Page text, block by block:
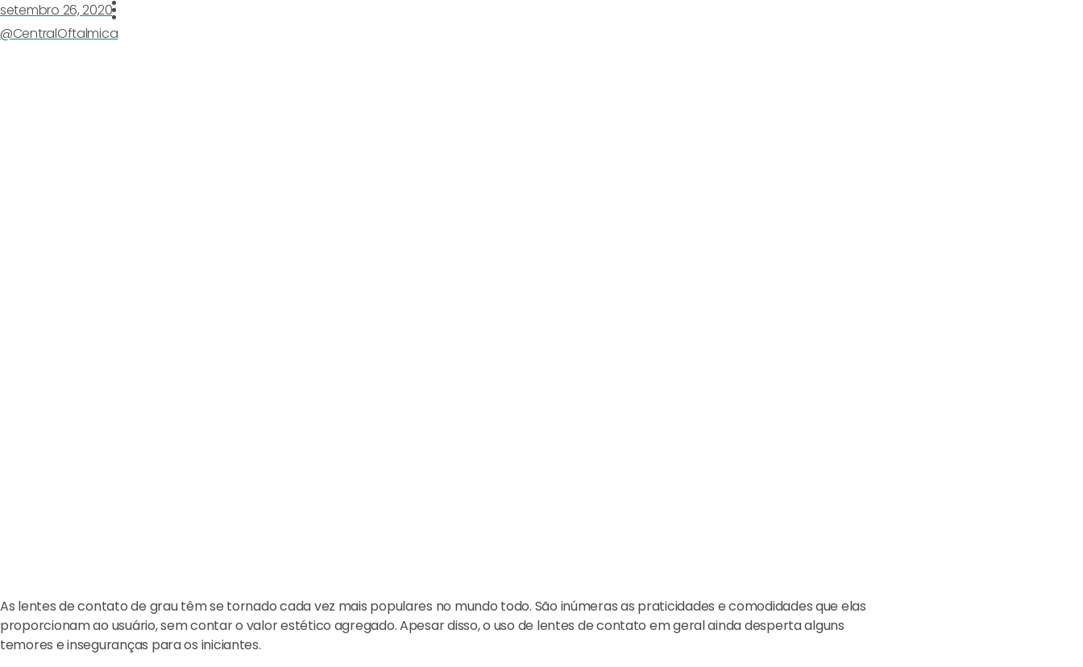
setembro 26, 2020
@CentralOftalmica
As lentes de contato de grau têm se tornado cada vez mais populares no mundo todo. São inúmeras as praticidades e comodidades que elas
proporcionam ao usuário, sem contar o valor estético agregado. Apesar disso, o uso de lentes de contato em geral ainda desperta alguns
temores e inseguranças para os iniciantes.